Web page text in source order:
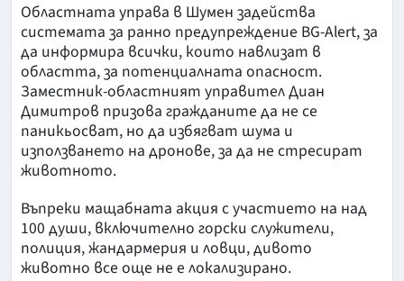
Областната управа в Шумен задейства
системата за ранно предупреждение BG-Alert, за
да информира всички, които навлизат в
областта, за потенциалната опасност.
Заместник-областният управител Диан
Димитров призова гражданите да не се
паникьосват, но да избягват шума и
използването на дронове, за да не стресират
животното.
Въпреки мащабната акция с участието на над
100 души, включително горски служители,
полиция, жандармерия и ловци, дивото
животно все още не е локализирано.